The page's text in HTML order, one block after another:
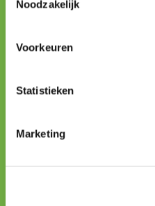
Noodzakelijk
Voorkeuren
Statistieken
Marketing